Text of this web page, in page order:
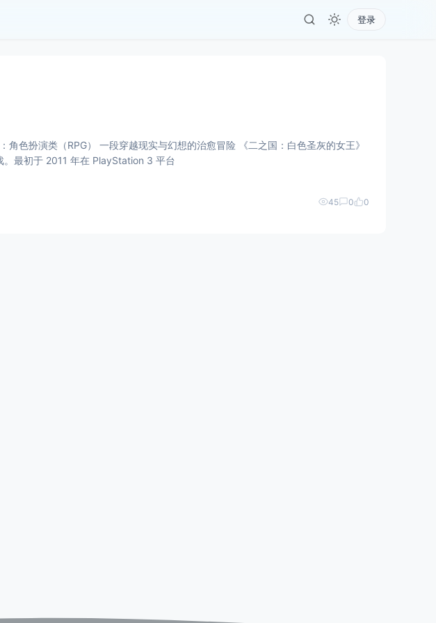
登录
色扮演类（RPG） 一段穿越现实与幻想的治愈冒险 《二之国：白色圣灰的女王》
。最初于 2011 年在 PlayStation 3 平台
45 0 0